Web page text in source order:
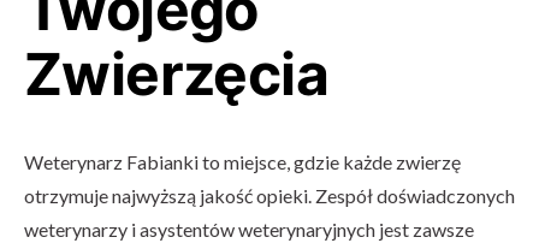
Zwierzęcia
Weterynarz Fabianki to miejsce, gdzie każde zwierzę
otrzymuje najwyższą jakość opieki. Zespół doświadczonych
weterynarzy i asystentów weterynaryjnych jest zawsze